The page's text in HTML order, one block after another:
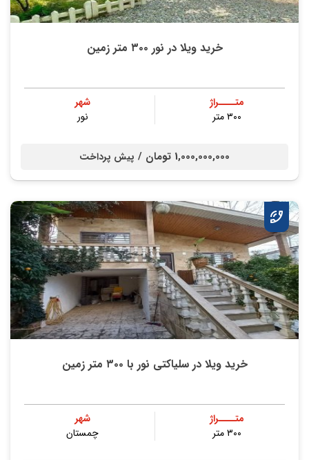
خرید ویلا در نور ۳۰۰ متر زمین
متــــراژ
۳۰۰ متر
شهر
نور
1,000,000,000 تومان / پیش پرداخت
خرید ویلا در سلیاکتی نور با ۳۰۰ متر زمین
متــــراژ
۳۰۰ متر
شهر
چمستان